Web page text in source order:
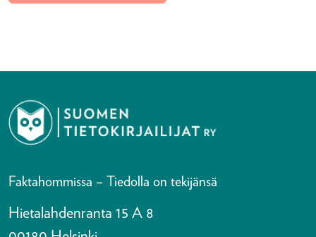
Faktahommissa – Tiedolla on tekijänsä
Hietalahdenranta 15 A 8